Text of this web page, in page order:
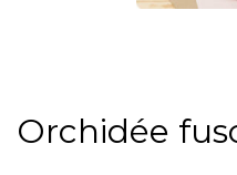
Orchidée